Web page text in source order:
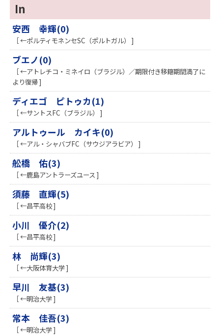
In
安西 幸輝(0)
［ ←ポルティモネンセSC（ポルトガル） ]
ブエノ(0)
［ ←アトレチコ・ミネイロ（ブラジル）／期限付き移籍期間満了に
より復帰 ]
ディエゴ ピトゥカ(1)
［ ←サントスFC（ブラジル） ]
アルトゥール カイキ(0)
［ ←アル・シャバブFC（サウジアラビア） ]
舩橋 佑(3)
［ ←鹿島アントラーズユース ]
須藤 直輝(5)
［ ←昌平高校 ]
小川 優介(2)
［ ←昌平高校 ]
林 尚輝(3)
［ ←大阪体育大学 ]
早川 友基(3)
［ ←明治大学 ]
常本 佳吾(3)
［ ←明治大学 ]